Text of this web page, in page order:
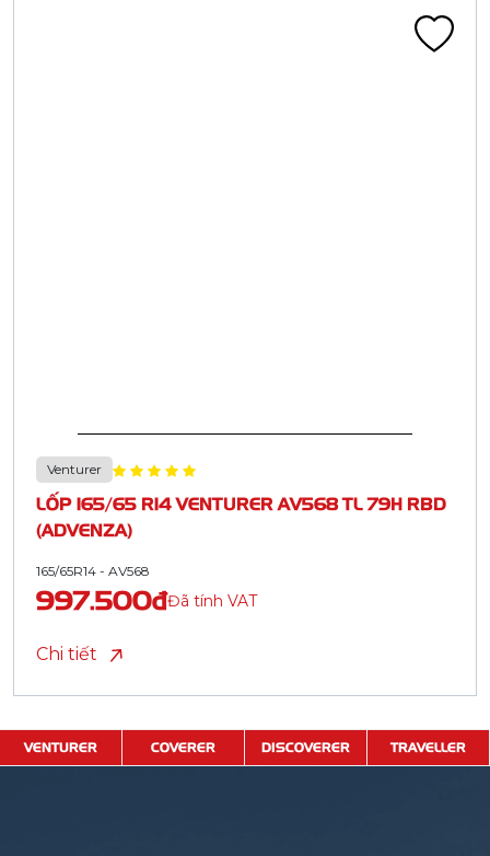
Venturer
LỐP 165/65 R14 VENTURER AV568 TL 79H RBD
(ADVENZA)
165/65R14 - AV568
997.500đĐã tính VAT
Chi tiết
VENTURER COVERER DISCOVERER TRAVELLER